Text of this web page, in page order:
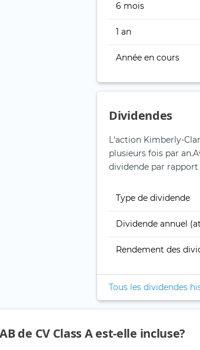
6 mois
1 an
Année en cours
Dividendes
L'action Kimberly-
plusieurs fois par an.
dividende par rapport
Type de dividende
Dividende annuel
Rendement des
Tous les dividendes
de CV Class A est-elle incluse?